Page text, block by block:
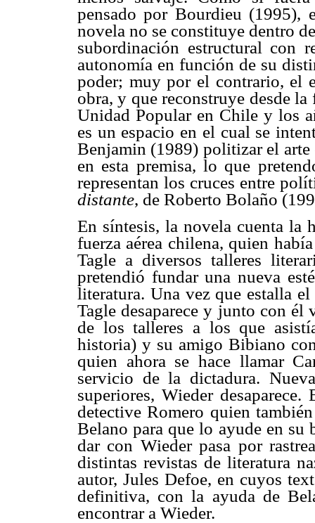
pensado por Bourdieu (1995),
novela no se constituye dentro
subordinación estructural con
autonomía en función de su
poder; muy por el contrario, el
obra, y que reconstruye desde
Unidad Popular en Chile y los
es un espacio en el cual se
Benjamin (1989) politizar el
en esta premisa, lo que
representan los cruces entre
distante, de Roberto Bolaño
En síntesis, la novela cuenta la
fuerza aérea chilena, quien
Tagle a diversos talleres
pretendió fundar una nueva
literatura. Una vez que estalla
Tagle desaparece y junto con él
de los talleres a los que
historia) y su amigo Bibiano
quien ahora se hace llamar
servicio de la dictadura.
superiores, Wieder
detective Romero quien
Belano para que lo ayude en su
dar con Wieder pasa por
distintas revistas de literatura
autor, Jules Defoe, en cuyos
definitiva, con la ayuda de
encontrar a Wieder.